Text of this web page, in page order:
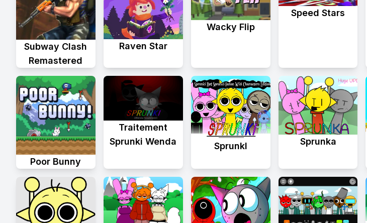
Subway Clash
Remastered
Raven Star
Wacky Flip
Speed Stars
Poor Bunny
Traitement
Sprunki Wenda
Sprunkl Sprunka